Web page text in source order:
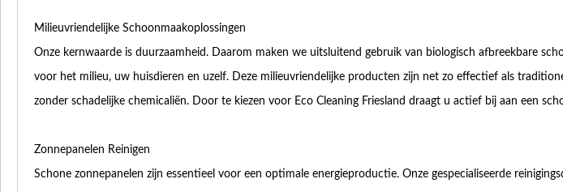
Milieuvriendelijke Schoonmaakoplossingen
Onze kernwaarde is duurzaamheid. Daarom maken we uitsluitend gebruik van biologisch afbreekbare
voor het milieu, uw huisdieren en uzelf. Deze milieuvriendelijke producten zijn net zo effectief als
zonder schadelijke chemicaliën. Door te kiezen voor Eco Cleaning Friesland draagt u actief bij aan een
Zonnepanelen Reinigen
Schone zonnepanelen zijn essentieel voor een optimale energieproductie. Onze gespecialiseerde